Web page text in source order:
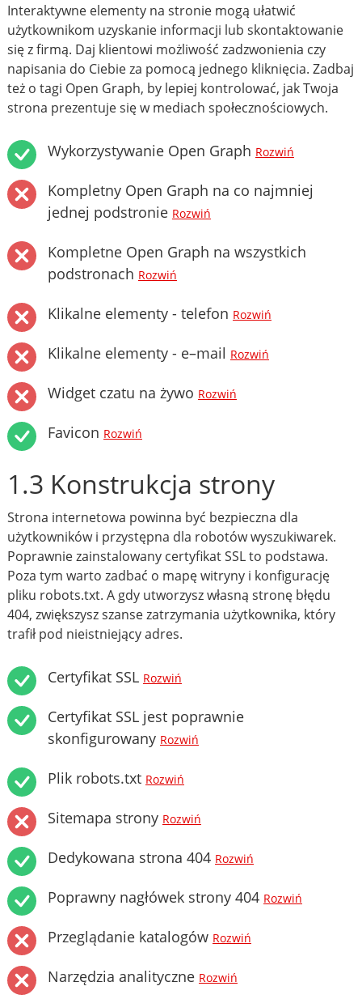
Interaktywne elementy na stronie mogą ułatwić
użytkownikom uzyskanie informacji lub skontaktowanie
się z firmą. Daj klientowi możliwość zadzwonienia czy
napisania do Ciebie za pomocą jednego kliknięcia. Zadbaj
też o tagi Open Graph, by lepiej kontrolować, jak Twoja
strona prezentuje się w mediach społecznościowych.
Wykorzystywanie Open Graph Rozwiń
Kompletny Open Graph na co najmniej
jednej podstronie Rozwiń
Kompletne Open Graph na wszystkich
podstronach Rozwiń
Klikalne elementy - telefon Rozwiń
Klikalne elementy - e–mail Rozwiń
Widget czatu na żywo Rozwiń
Favicon Rozwiń
1.3 Konstrukcja strony
Strona internetowa powinna być bezpieczna dla
użytkowników i przystępna dla robotów wyszukiwarek.
Poprawnie zainstalowany certyfikat SSL to podstawa.
Poza tym warto zadbać o mapę witryny i konfigurację
pliku robots.txt. A gdy utworzysz własną stronę błędu
404, zwiększysz szanse zatrzymania użytkownika, który
trafił pod nieistniejący adres.
Certyfikat SSL Rozwiń
Certyfikat SSL jest poprawnie
skonfigurowany Rozwiń
Plik robots.txt Rozwiń
Sitemapa strony Rozwiń
Dedykowana strona 404 Rozwiń
Poprawny nagłówek strony 404 Rozwiń
Przeglądanie katalogów Rozwiń
Narzędzia analityczne Rozwiń